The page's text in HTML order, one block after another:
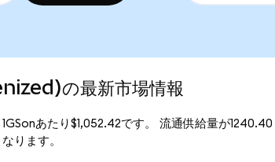
の最新市場情報
あたり$1,052.42です。 流通供給量が
ります。